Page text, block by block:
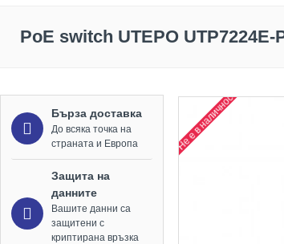
PoE switch UTEPO
Бърза доставка
До всяка точка на
страната и Европа
Защита на
данните
Вашите данни са
защитени с
криптирана връзка
Не е в наличност